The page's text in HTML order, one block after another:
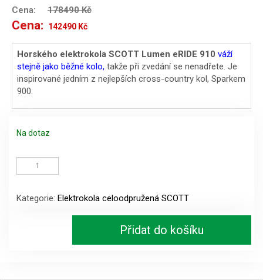
Cena: 178490Kč
Cena: Původní
cena
byla:
142490 Kč
cena
je:
Horského elektrokola SCOTT Lumen eRIDE 910 váží
stejně jako běžné kolo, takže při zvedání se nenadřete. Je
inspirované jedním z nejlepších cross-country kol, Sparkem
900.
Na dotaz
Lumen
eRIDE
Carbon
Kategorie: Elektrokola celoodpružená SCOTT
Přidat do košíku